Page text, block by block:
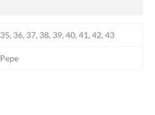
35, 36, 37, 38, 39, 40, 41, 42, 43
Pepe